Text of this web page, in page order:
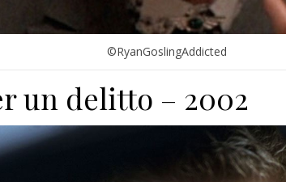
©RyanGoslingAddicted
un delitto – 2002